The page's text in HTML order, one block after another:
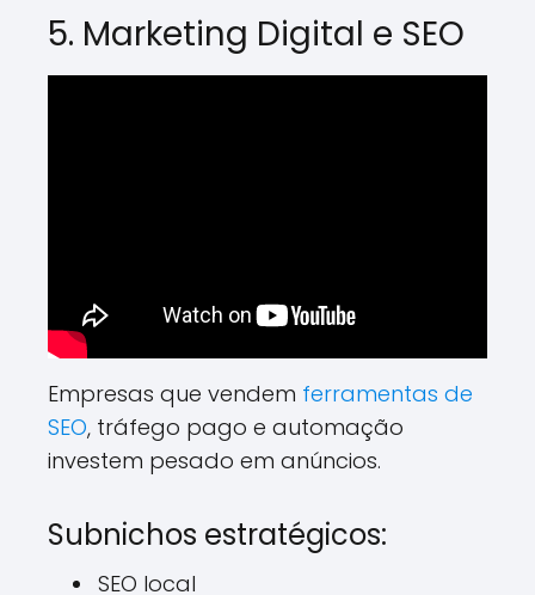
5. Marketing Digital e SEO
Empresas que vendem ferramentas de
SEO, tráfego pago e automação
investem pesado em anúncios.
Subnichos estratégicos:
SEO local